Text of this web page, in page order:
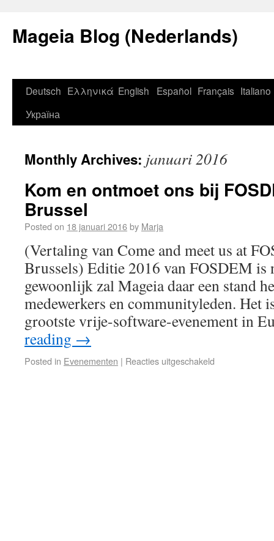
Mageia Blog (Nederlands)
Deutsch Ελληνικά English Español Français Italiano
Україна
Monthly Archives: januari 2016
Kom en ontmoet ons bij
Brussel
Posted on 18 januari 2016by Marja
(Vertaling van Come and meet us at
Brussels) Editie 2016 van FOSDEM is
gewoonlijk zal Mageia daar een stand
medewerkers en communityleden. Het
grootste vrije-software-evenement in
reading →
Posted in Evenementen | Reacties uitgeschakeld